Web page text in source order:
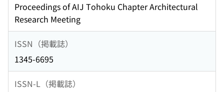
Proceedings of AIJ Tohoku Chapter Architectural
Research Meeting
ISSN（掲載誌）
1345-6695
ISSN-L（掲載誌）